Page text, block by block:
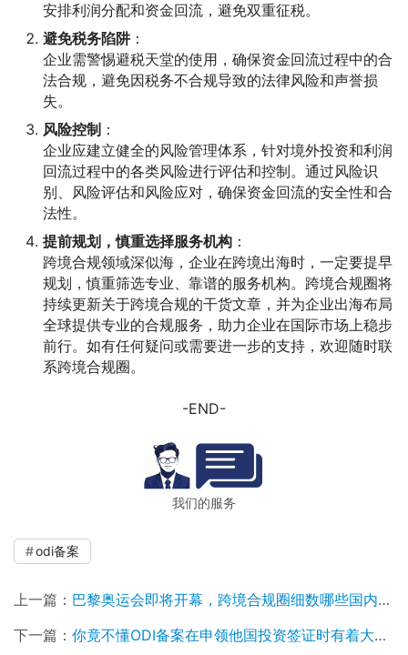
安排利润分配和资金回流，避免双重征税。
避免税务陷阱 ：
企业需警惕避税天堂的使用，确保资金回流过程中的合
法合规，避免因税务不合规导致的法律风险和声誉损
失。
风险控制 ：
企业应建立健全的风险管理体系，针对境外投资和利润
回流过程中的各类风险进行评估和控制。通过风险识
别、风险评估和风险应对，确保资金回流的安全性和合
法性。
提前规划，慎重选择服务机构 ：
跨境合规领域深似海，企业在跨境出海时，一定要提早
规划，慎重筛选专业、靠谱的服务机构。跨境合规圈将
持续更新关于跨境合规的干货文章，并为企业出海布局
全球提供专业的合规服务，助力企业在国际市场上稳步
前行。如有任何疑问或需要进一步的支持，欢迎随时联
系跨境合规圈。
-END-
我们的服务
odi备案
上一篇： 巴黎奥运会即将开幕，跨境合规圈细数哪些国内知名企业在法国ODI境外投资？
下一篇： 你竟不懂ODI备案在申领他国投资签证时有着大作用？跨境合规圈赶紧来解密！